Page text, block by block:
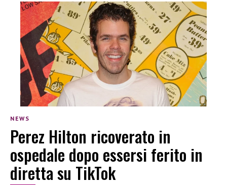
NEWS
Perez Hilton ricoverato in
ospedale dopo essersi ferito in
diretta su TikTok